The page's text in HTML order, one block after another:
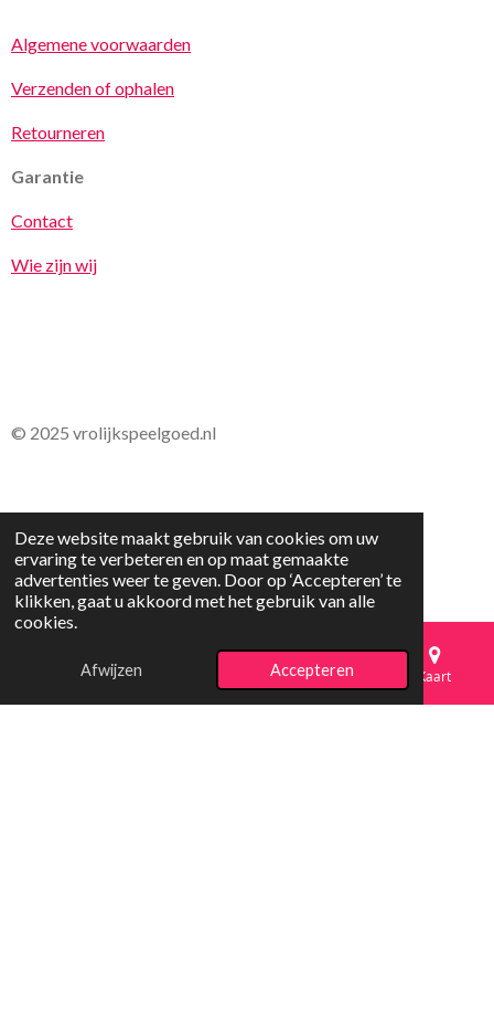
Deze website maakt gebruik van cookies om uw
ervaring te verbeteren en op maat gemaakte
advertenties weer te geven. Door op ‘Accepteren’ te
klikken, gaat u akkoord met het gebruik van alle
cookies.
Afwijzen Accepteren
Algemene voorwaarden
Verzenden of ophalen
Retourneren
Garantie
Contact
Wie zijn wij
© 2025 vrolijkspeelgoed.nl
E-mailadres Telefoonnummer Kaart